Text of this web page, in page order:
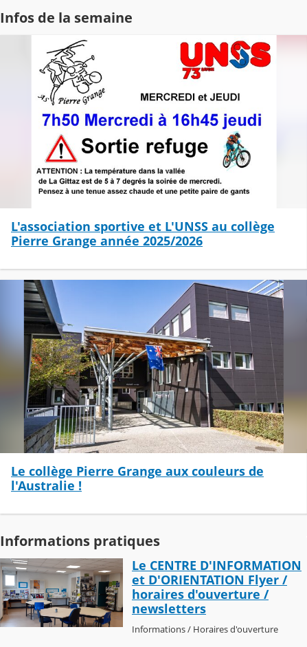
Infos de la semaine
L'association sportive et L'UNSS au collège
Pierre Grange année 2025/2026
Le collège Pierre Grange aux couleurs de
l'Australie !
Informations pratiques
Le CENTRE D'INFORMATION
et D'ORIENTATION Flyer /
horaires d'ouverture /
newsletters
Informations / Horaires d'ouverture